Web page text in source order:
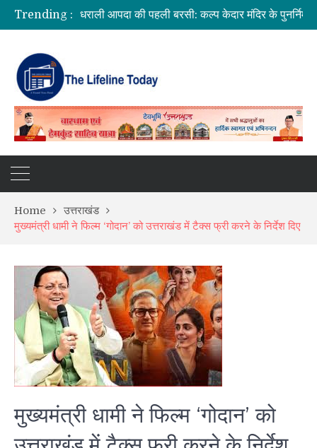
Trending :
उत्तराखंड में बारिश का कहर: यमुनोत्री और बदरीनाथ हाईवे पर भूस्खलन, कई मार्ग बंद; श्रद्धालु और यात्री फंसे
सीएम धामी ने दिए हाई अलर्ट के निर्देश, भारी वर्षा के मद्देनज़र सभी एजेंसियां रहें चौकन्नी
Home
उत्तराखंड
मुख्यमंत्री धामी ने फिल्म ‘गोदान’ को उत्तराखंड में टैक्स फ्री करने के निर्देश दिए
मुख्यमंत्री धामी ने फिल्म ‘गोदान’ को